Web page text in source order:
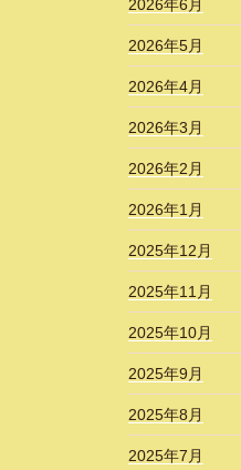
2026年6月
2026年5月
2026年4月
2026年3月
2026年2月
2026年1月
2025年12月
2025年11月
2025年10月
2025年9月
2025年8月
2025年7月